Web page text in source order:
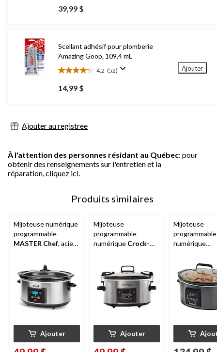
étoile(s)
sur
39,99 $
Scellant adhésif pour plomberie
Amazing Goop, 109,4 mL
4.2 (52)
4.2
étoile(s)
sur
14,99 $
Ajouter
Ajouter au registree
À l'attention des personnes résidant au Québec: pour
obtenir des renseignements sur l'entretien et la
réparation,cliquez ici.
Produits similaires
Mijoteuse numérique
programmable
MASTER Chef, acier
Ajouter
Mijoteuse
programmable
numérique Crock-
personnes et plus,
acier inoxydable, 4
pte
Ajouter
Mijoteuse
programmable
numérique
inoxydable
pintes